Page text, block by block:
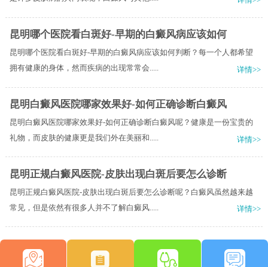
昆明哪个医院看白斑好-早期的白癜风病应该如何
昆明哪个医院看白斑好-早期的白癜风病应该如何判断？每一个人都希望
拥有健康的身体，然而疾病的出现常常会.....
详情>>
昆明白癜风医院哪家效果好-如何正确诊断白癜风
昆明白癜风医院哪家效果好-如何正确诊断白癜风呢？健康是一份宝贵的
礼物，而皮肤的健康更是我们外在美丽和.....
详情>>
昆明正规白癜风医院-皮肤出现白斑后要怎么诊断
昆明正规白癜风医院-皮肤出现白斑后要怎么诊断呢？白癜风虽然越来越
常见，但是依然有很多人并不了解白癜风.....
详情>>